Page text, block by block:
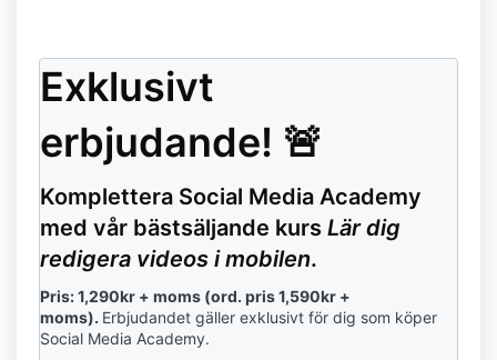
Exklusivt
erbjudande! 🚨
Komplettera Social Media Academy
med vår bästsäljande kurs Lär dig
redigera videos i mobilen.
Pris: 1,290kr + moms (ord. pris 1,590kr +
moms). Erbjudandet gäller exklusivt för dig som köper
Social Media Academy.